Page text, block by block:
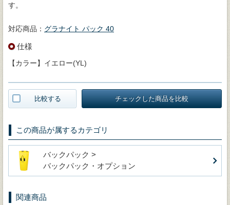
す。
対応商品： グラナイト パック 40
仕様
【カラー】イエロー(YL)
比較する チェックした商品を比較
この商品が属するカテゴリ
バックパック >
バックパック・オプション
関連商品